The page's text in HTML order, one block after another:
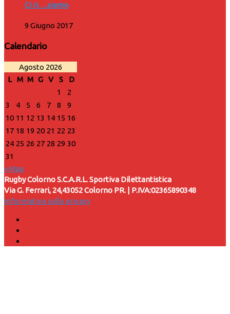
Ci ri….siamo
9 Giugno 2017
Calendario
Agosto 2026
L M M G V S
D
1
2
3
4 5 6 7 8
9
10 11 12 13 14 15 16
17 18 19 20 21 22 23
24 25 26 27 28 29 30
31
« Mag
Rugby Colorno S.C.A.R.L. Sportiva Dilettantistica
Via G. Ferrari, 24,43052 Colorno PR. | P.IVA:02365890348
Informativa sulla privacy